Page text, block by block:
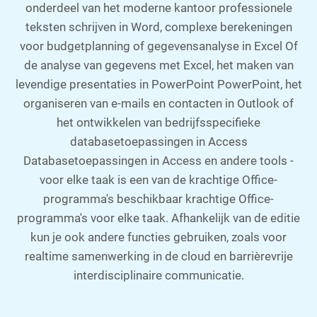
onderdeel van het moderne kantoor professionele
teksten schrijven in Word, complexe berekeningen
voor budgetplanning of gegevensanalyse in Excel Of
de analyse van gegevens met Excel, het maken van
levendige presentaties in PowerPoint PowerPoint, het
organiseren van e-mails en contacten in Outlook of
het ontwikkelen van bedrijfsspecifieke
databasetoepassingen in Access
Databasetoepassingen in Access en andere tools -
voor elke taak is een van de krachtige Office-
programma's beschikbaar krachtige Office-
programma's voor elke taak. Afhankelijk van de editie
kun je ook andere functies gebruiken, zoals voor
realtime samenwerking in de cloud en barrièrevrije
interdisciplinaire communicatie.